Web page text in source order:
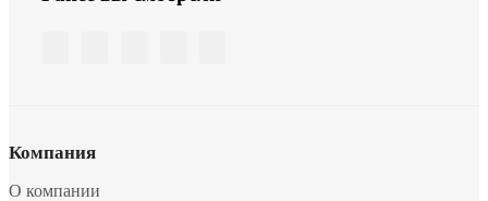
Компания
О компании